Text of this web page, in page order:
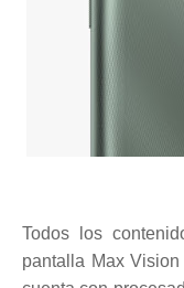
Todos los
pantalla Max